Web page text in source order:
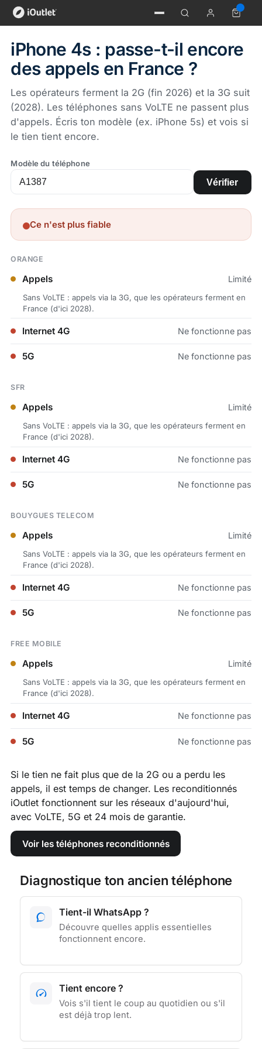
iPhone 4s : passe-t-il encore
des appels en France ?
Les opérateurs ferment la 2G (fin 2026) et la 3G suit
(2028). Les téléphones sans VoLTE ne passent plus
d'appels. Écris ton modèle (ex. iPhone 5s) et vois si
le tien tient encore.
Modèle du téléphone
Vérifier
Ce n'est plus fiable
ORANGE
Appels Limité
Sans VoLTE : appels via la 3G, que les opérateurs ferment en
France (d'ici 2028).
Internet 4G Ne fonctionne pas
5G Ne fonctionne pas
SFR
Appels Limité
Sans VoLTE : appels via la 3G, que les opérateurs ferment en
France (d'ici 2028).
Internet 4G Ne fonctionne pas
5G Ne fonctionne pas
BOUYGUES TELECOM
Appels Limité
Sans VoLTE : appels via la 3G, que les opérateurs ferment en
France (d'ici 2028).
Internet 4G Ne fonctionne pas
5G Ne fonctionne pas
FREE MOBILE
Appels Limité
Sans VoLTE : appels via la 3G, que les opérateurs ferment en
France (d'ici 2028).
Internet 4G Ne fonctionne pas
5G Ne fonctionne pas
Si le tien ne fait plus que de la 2G ou a perdu les
appels, il est temps de changer. Les reconditionnés
iOutlet fonctionnent sur les réseaux d'aujourd'hui,
avec VoLTE, 5G et 24 mois de garantie.
Voir les téléphones reconditionnés
Diagnostique ton ancien téléphone
Tient-il WhatsApp ?
Découvre quelles applis essentielles
fonctionnent encore.
Tient encore ?
Vois s'il tient le coup au quotidien ou s'il
est déjà trop lent.